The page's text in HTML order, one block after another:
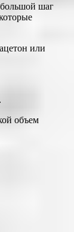
большой шаг
или
объем